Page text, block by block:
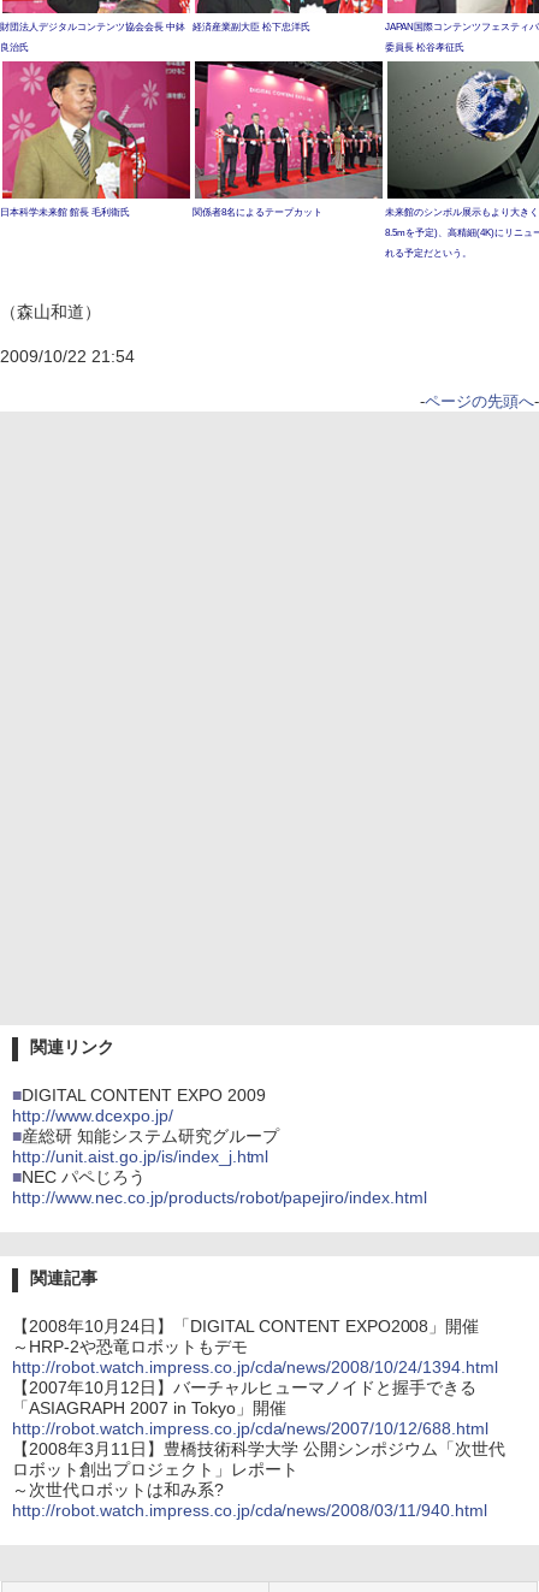
財団法人デジタルコンテンツ協会会長 中鉢
良治氏
経済産業副大臣 松下忠洋氏
JAPAN国際コンテンツフェスティ
委員長 松谷孝征氏
日本科学未来館 館長 毛利衛氏 関係者8名によるテープカット
未来館のシンボル展示もより大き
8.5mを予定)、高精細(4K)にリニュ
れる予定だという。
（森山和道）
2009/10/22 21:54
-ページの先頭へ-
関連リンク
■DIGITAL CONTENT EXPO 2009
http://www.dcexpo.jp/
■産総研 知能システム研究グループ
http://unit.aist.go.jp/is/index_j.html
■NEC パペじろう
http://www.nec.co.jp/products/robot/papejiro/index.html
関連記事
【2008年10月24日】「DIGITAL CONTENT EXPO2008」開催
～HRP-2や恐竜ロボットもデモ
http://robot.watch.impress.co.jp/cda/news/2008/10/24/1394.html
【2007年10月12日】バーチャルヒューマノイドと握手できる
「ASIAGRAPH 2007 in Tokyo」開催
http://robot.watch.impress.co.jp/cda/news/2007/10/12/688.html
【2008年3月11日】豊橋技術科学大学 公開シンポジウム「次世代
ロボット創出プロジェクト」レポート
～次世代ロボットは和み系?
http://robot.watch.impress.co.jp/cda/news/2008/03/11/940.html